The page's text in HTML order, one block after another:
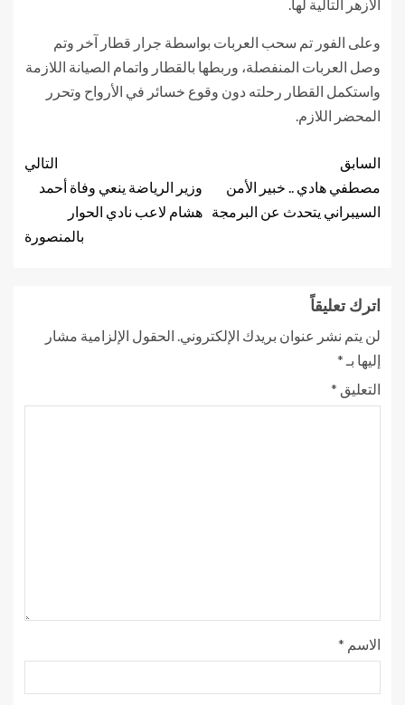
الأزهر التالية لها.
وعلى الفور تم سحب العربات بواسطة جرار قطار آخر وتم
وصل العربات المنفصلة، وربطها بالقطار واتمام الصيانة اللازمة
واستكمل القطار رحلته دون وقوع خسائر في الأرواح وتحرر
المحضر اللازم.
السابق
مصطفي هادي .. خبير الأمن
السيبراني يتحدث عن البرمجة
التالي
وزير الرياضة ينعي وفاة أحمد
هشام لاعب نادي الحوار
بالمنصورة
اترك تعليقاً
لن يتم نشر عنوان بريدك الإلكتروني. الحقول الإلزامية مشار
إليها بـ *
التعليق *
الاسم *